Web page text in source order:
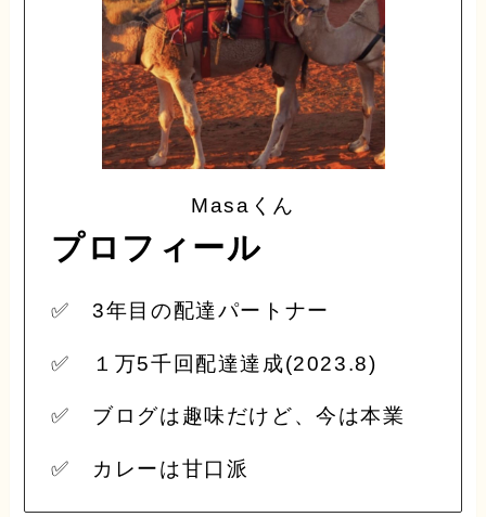
Masaくん
プロフィール
✅ 3年目の配達パートナー
✅ １万5千回配達達成(2023.8)
✅ ブログは趣味だけど、今は本業
✅ カレーは甘口派